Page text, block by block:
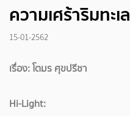
ความเศร้าริมทะเล
15-01-2562
เรื่อง: โตมร ศุขปรีชา
Hi-Light: